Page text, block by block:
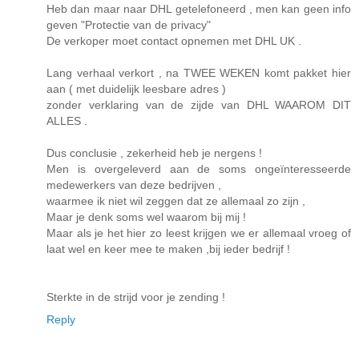
Heb dan maar naar DHL getelefoneerd , men kan geen info
geven "Protectie van de privacy"
De verkoper moet contact opnemen met DHL UK .
Lang verhaal verkort , na TWEE WEKEN komt pakket hier
aan ( met duidelijk leesbare adres )
zonder verklaring van de zijde van DHL WAAROM DIT
ALLES .
Dus conclusie , zekerheid heb je nergens !
Men is overgeleverd aan de soms ongeïnteresseerde
medewerkers van deze bedrijven ,
waarmee ik niet wil zeggen dat ze allemaal zo zijn ,
Maar je denk soms wel waarom bij mij !
Maar als je het hier zo leest krijgen we er allemaal vroeg of
laat wel en keer mee te maken ,bij ieder bedrijf !
Sterkte in de strijd voor je zending !
Reply